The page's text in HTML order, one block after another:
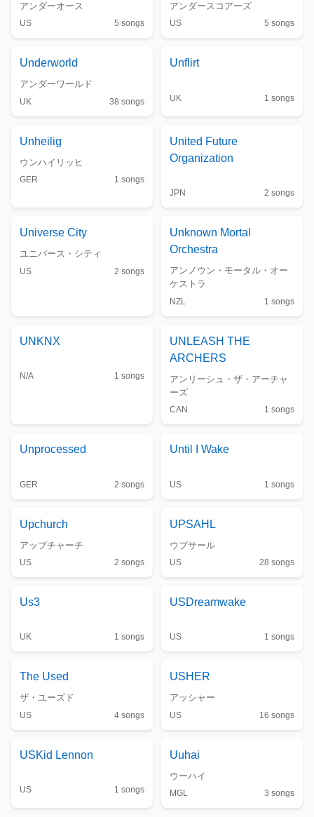
アンダーオース
US 5 songs
アンダースコアーズ
US 5 songs
Underworld
アンダーワールド
UK 38 songs
Unflirt
UK 1 songs
Unheilig
ウンハイリッヒ
GER 1 songs
United Future
Organization
JPN 2 songs
Universe City
ユニバース・シティ
US 2 songs
Unknown Mortal
Orchestra
アンノウン・モータル・オー
ケストラ
NZL 1 songs
UNKNX
N/A 1 songs
UNLEASH THE
ARCHERS
アンリーシュ・ザ・アーチャ
ーズ
CAN 1 songs
Unprocessed
GER 2 songs
Until I Wake
US 1 songs
Upchurch
アップチャーチ
US 2 songs
UPSAHL
ウプサール
US 28 songs
Us3
UK 1 songs
USDreamwake
US 1 songs
The Used
ザ・ユーズド
US 4 songs
USHER
アッシャー
US 16 songs
USKid Lennon
US 1 songs
Uuhai
ウーハイ
MGL 3 songs